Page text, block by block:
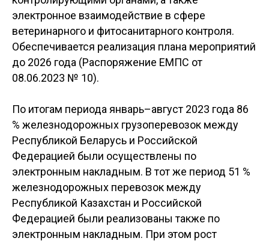
электронное взаимодействие в сфере
ветеринарного и фитосанитарного контроля.
Обеспечивается реализация плана мероприятий
до 2026 года (Распоряжение ЕМПС от
08.06.2023 № 10).
По итогам периода январь–август 2023 года 86
% железнодорожных грузоперевозок между
Республикой Беларусь и Российской
Федерацией были осуществлены по
электронным накладным. В тот же период 51 %
железнодорожных перевозок между
Республикой Казахстан и Российской
Федерацией были реализованы также по
электронным накладным. При этом рост